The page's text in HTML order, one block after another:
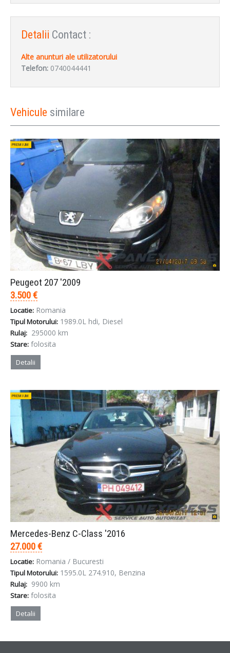
Aveti deja cont la noi?
Logare Cont Aici
Nu sunteti inregistrat?
Creare Cont
Logare Cont
LOGARE
Ati uitat parola?
Detalii Contact :
Alte anunturi ale utilizatorului
Telefon: 0740044441
Vehicule similare
PREMIUM
Peugeot 207 '2009
3.500 €
Locatie: Romania
Tipul Motorului: 1989.0L hdi, Diesel
Rulaj: 295000 km
Stare: folosita
Detalii
PREMIUM
Mercedes-Benz C-Class '2016
27.000 €
Locatie: Romania / Bucuresti
Tipul Motorului: 1595.0L 274.910, Benzina
Rulaj: 9900 km
Stare: folosita
Detalii